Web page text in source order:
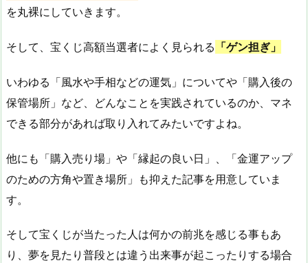
を丸裸にしていきます。
そして、宝くじ高額当選者によく見られる 「ゲン担ぎ」
いわゆる「風水や手相などの運気」についてや「購入後の
保管場所」など、どんなことを実践されているのか、マネ
できる部分があれば取り入れてみたいですよね。
他にも「購入売り場」や「縁起の良い日」、「金運アップ
のための方角や置き場所」も抑えた記事を用意していま
す。
そして宝くじが当たった人は何かの前兆を感じる事もあ
り、夢を見たり普段とは違う出来事が起こったりする場合